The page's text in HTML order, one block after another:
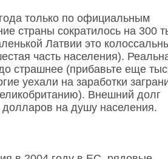
только по официальным
страны сократилось на 300
Латвии это
часть населения).
страшнее (прибавьте еще
уехали на заработки
Внешний долг
на душу населения.